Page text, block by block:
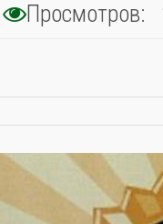
Просмотров: